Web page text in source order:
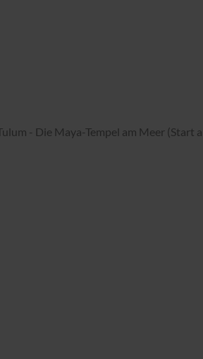
- Die Maya-Tempel am Meer (Start